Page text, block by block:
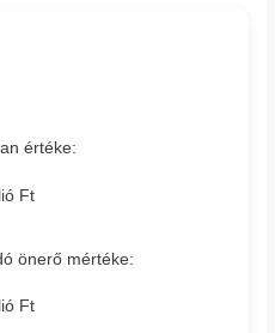
értéke:
Ft
önerő mértéke:
Ft